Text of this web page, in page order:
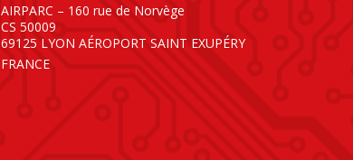
AIRPARC – 160 rue de Norvège
CS 50009
69125 LYON AÉROPORT SAINT EXUPÉRY
FRANCE